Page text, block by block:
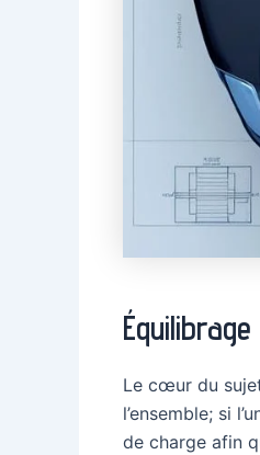
Le cœur du
l’ensemble; si
de charge afin